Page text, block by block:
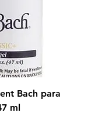
Bach para
ml